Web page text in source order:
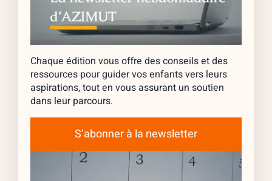
Chaque édition vous offre des conseils et des
ressources pour guider vos enfants vers leurs
aspirations, tout en vous assurant un soutien
dans leur parcours.
S’abonner à la newsletter